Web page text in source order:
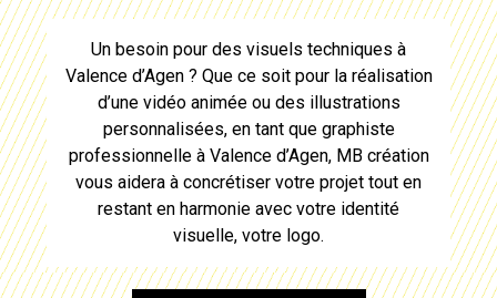
Un besoin pour des visuels techniques à
Valence d’Agen? Que ce soit pour la réalisation
d’une vidéo animée ou des illustrations
personnalisées, en tant que graphiste
professionnelle à Valence d’Agen, MB création
vous aidera à concrétiser votre projet tout en
restant en harmonie avec votre identité
visuelle, votre logo.